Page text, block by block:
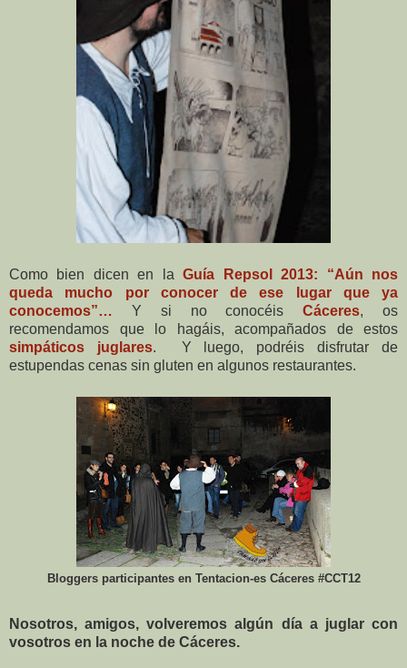
Como bien dicen en laGuía Repsol 2013: “Aún nos
queda mucho por conocer de ese lugar que ya
conocemos”…
Y si no conocéisCáceres, os
recomendamos que lo hagáis, acompañados de estos
simpáticos juglares. Y luego, podréis disfrutar de
estupendas cenas sin gluten en algunos restaurantes.
Bloggers participantes en Tentacion-es Cáceres #CCT12
Nosotros, amigos, volveremos algún día a juglar con
vosotros en la noche de Cáceres.